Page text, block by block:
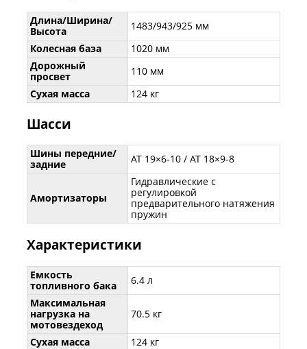
Длина/Ширина/
Высота
1483/943/925 мм
Колесная база
1020 мм
Дорожный
просвет
110 мм
Сухая масса
124 кг
Шасси
Шины передние/
задние
АТ 19×6-10 / АТ 18×9-8
Амортизаторы
Гидравлические с
регулировкой
предварительного натяжения
пружин
Характеристики
Емкость
топливного бака
6.4 л
Максимальная
нагрузка на
мотовездеход
70.5 кг
Сухая масса 124 кг